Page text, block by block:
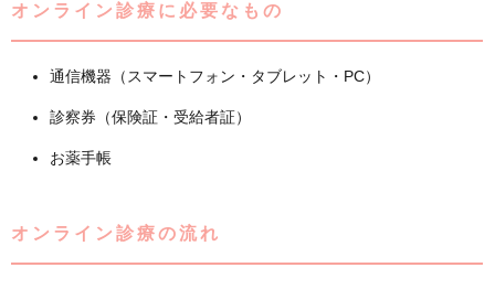
オンライン診療に必要なもの
通信機器（スマートフォン・タブレット・PC）
診察券（保険証・受給者証）
お薬手帳
オンライン診療の流れ